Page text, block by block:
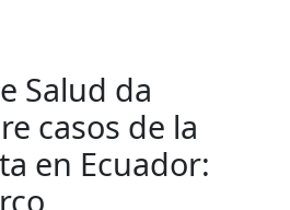
Salud da
casos de la
en Ecuador: